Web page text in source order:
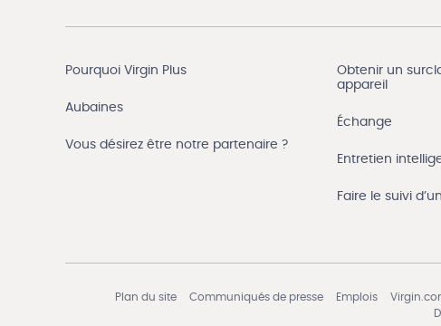
Pourquoi Virgin Plus
Aubaines
Vous désirez être notre partenaire ?
Obtenir un
appareil
Échange
Entretien
Faire le suivi
Plan du site Communiqués de presse Emplois